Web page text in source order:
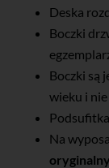
Deska
Boczki
Boczki są
wieku i
Na